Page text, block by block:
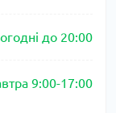
до 20:00
9:00-17:00